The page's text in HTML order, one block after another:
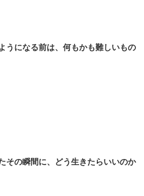
うになる前は、何もかも難しいもの
その瞬間に、どう生きたらいいのか